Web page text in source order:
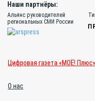
Наши партнёры:
Альянс руководителей
региональных СМИ России
Цифровая газета «МОЁ! Плюс»
О нас